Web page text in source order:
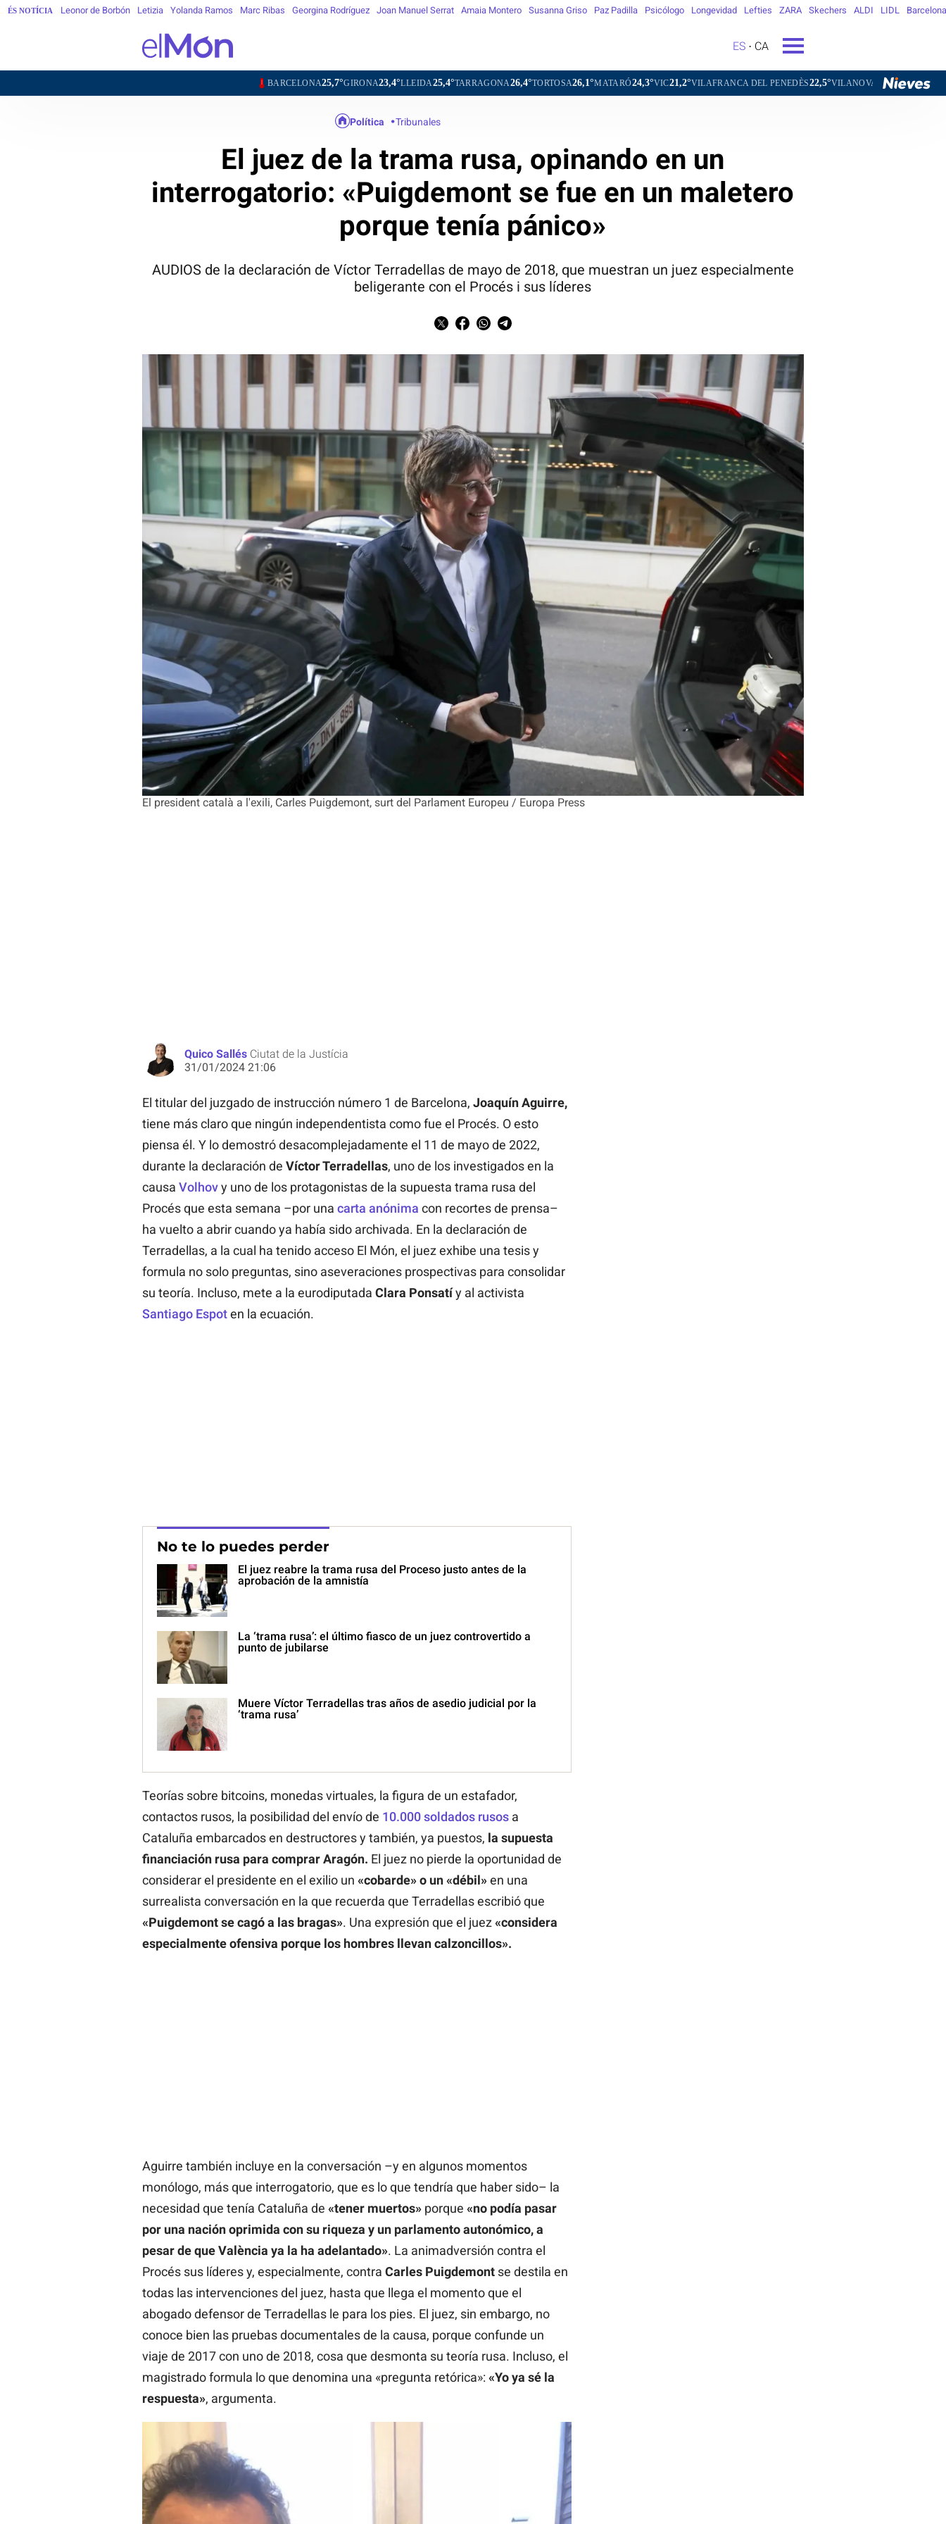
ÉS NOTÍCIA Leonor de Borbón Letizia Yolanda Ramos Marc Ribas Georgina Rodríguez Joan Manuel Serrat Amaia Montero Susanna Griso Paz Padilla Psicólogo Longevidad Lefties ZARA Skechers ALDI LIDL Barcelona
ES CA
25,7°GIRONA23,4°LLEIDA25,4°TARRAGONA26,4°TORTOSA26,1°MATARÓ24,3°VIC21,2°VILAFRANCA DEL PENEDÈS22,5°VILANOVA I LA GELTRÚ24,8°LA SEU
El president català a l'exili, Carles Puigdemont, surt del Parlament Europeu / Europa Press
Política Tribunales
El juez de la trama rusa, opinando en un
interrogatorio: «Puigdemont se fue en un maletero
porque tenía pánico»
AUDIOS de la declaración de Víctor Terradellas de mayo de 2018, que muestran un juez especialmente
beligerante con el Procés i sus líderes
Quico Sallés Ciutat de la Justícia
31/01/2024 21:06
El titular del juzgado de instrucción número 1 de Barcelona, Joaquín Aguirre,
tiene más claro que ningún independentista como fue el Procés. O esto
piensa él. Y lo demostró desacomplejadamente el 11 de mayo de 2022,
durante la declaración de Víctor Terradellas, uno de los investigados en la
causa Volhovy uno de los protagonistas de la supuesta trama rusa del
Procés que esta semana –por una carta anónima con recortes de prensa–
ha vuelto a abrir cuando ya había sido archivada. En la declaración de
Terradellas, a la cual ha tenido acceso El Món, el juez exhibe una tesis y
formula no solo preguntas, sino aseveraciones prospectivas para consolidar
su teoría. Incluso, mete a la eurodiputada Clara Ponsatíy al activista
Santiago Espoten la ecuación.
No te lo puedes perder
El juez reabre la trama rusa del Proceso justo antes de la
aprobación de la amnistía
La ‘trama rusa’: el último fiasco de un juez controvertido a
punto de jubilarse
Muere Víctor Terradellas tras años de asedio judicial por la
‘trama rusa’
Teorías sobre bitcoins, monedas virtuales, la figura de un estafador,
contactos rusos, la posibilidad del envío de 10.000 soldados rusosa
Cataluña embarcados en destructores y también, ya puestos, la supuesta
financiación rusa para comprarAragón. El juez no pierde la oportunidad de
considerar el presidente en el exilio un «cobarde» o un «débil»en una
surrealista conversación en la que recuerda que Terradellas escribió que
«Puigdemont se cagó a las bragas». Una expresión que el juez«considera
especialmente ofensiva porque los hombres llevan calzoncillos».
Aguirre también incluye en la conversación –y en algunos momentos
monólogo, más que interrogatorio, que es lo que tendría que haber sido– la
necesidad que tenía Cataluña de «tener muertos»porque «no podía pasar
por una nación oprimida con su riqueza y un parlamento autonómico, a
pesar de que València ya la ha adelantado». La animadversión contra el
Procés sus líderes y, especialmente, contra Carles Puigdemontse destila en
todas las intervenciones del juez, hasta que llega el momento que el
abogado defensor de Terradellas le para los pies. El juez, sin embargo, no
conoce bien las pruebas documentales de la causa, porque confunde un
viaje de 2017 con uno de 2018, cosa que desmonta su teoría rusa. Incluso, el
magistrado formula lo que denomina una «pregunta retórica»: «Yo ya sé la
respuesta», argumenta.